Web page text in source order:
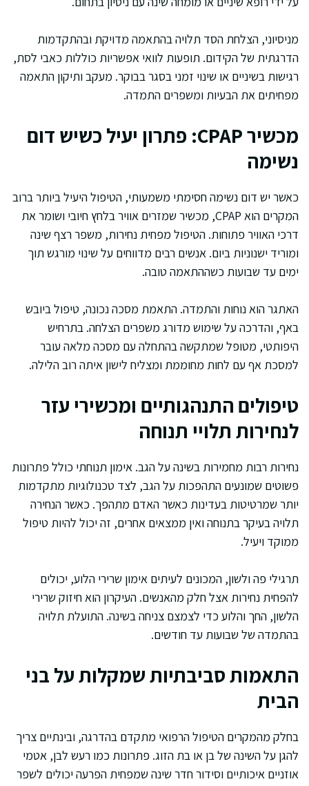
מניסיוני, הצלחת הסד תלויה בהתאמה מדויקת ובהתקדמות
הדרגתית של הקידום. תופעות לוואי אפשריות כוללות כאבי לסת,
רגישות בשיניים או שינוי זמני בסגר בבוקר. מעקב ותיקון התאמה
מפחיתים את הבעיות ומשפרים התמדה.
מכשיר CPAP: פתרון יעיל כשיש דום
נשימה
כאשר יש דום נשימה חסימתי משמעותי, הטיפול היעיל ביותר ברוב
המקרים הוא CPAP, מכשיר שמזרים אוויר בלחץ חיובי ושומר את
דרכי האוויר פתוחות. הטיפול מפחית נחירות, משפר רצף שינה
ומוריד ישנוניות ביום. אנשים רבים מדווחים על שינוי מורגש תוך
ימים עד שבועות כשההתאמה טובה.
האתגר הוא נוחות והתמדה. התאמת מסכה נכונה, טיפול ביובש
באף, והדרכה על שימוש מדורג משפרים הצלחה. בתרחיש
היפותטי, מטופל שמתקשה בהתחלה עם מסכה מלאה עובר
למסכת אף עם לחות מחוממת ומצליח לישון איתה רוב הלילה.
טיפולים התנהגותיים ומכשירי עזר
לנחירות תלויי תנוחה
נחירות רבות מחמירות בשינה על הגב. אימון תנוחתי כולל פתרונות
פשוטים שמונעים התהפכות על הגב, לצד טכנולוגיות מתקדמות
יותר שמרטיטות בעדינות כאשר האדם מתהפך. כאשר הנחירה
תלויה בעיקר בתנוחה ואין ממצאים אחרים, זה יכול להיות טיפול
ממוקד ויעיל.
תרגילי פה ולשון, המכונים לעיתים אימון שרירי הלוע, יכולים
להפחית נחירות אצל חלק מהאנשים. העיקרון הוא חיזוק שרירי
הלשון, החך והלוע כדי לצמצם צניחה בשינה. התועלת תלויה
בהתמדה של שבועות עד חודשים.
התאמות סביבתיות שמקלות על בני
הבית
בחלק מהמקרים הטיפול הרפואי מתקדם בהדרגה, ובינתיים צריך
להגן על השינה של בן או בת הזוג. פתרונות כמו רעש לבן, אטמי
אוזניים איכותיים וסידור חדר שינה שמפחית הפרעה יכולים לשפר